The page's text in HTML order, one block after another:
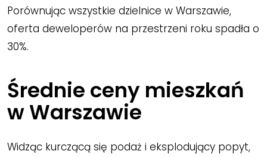
Porównując wszystkie dzielnice w Warszawie,
oferta deweloperów na przestrzeni roku spadła o
30%.
Średnie ceny mieszkań
w Warszawie
Widząc kurczącą się podaż i eksplodujący popyt,